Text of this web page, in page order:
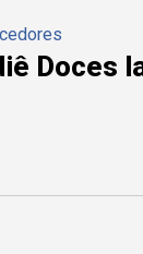
Doces